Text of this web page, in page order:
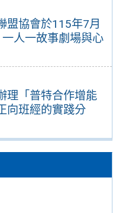
盟協會於115年7月
人一故事劇場與心
理「普特合作增能
向班經的實踐分